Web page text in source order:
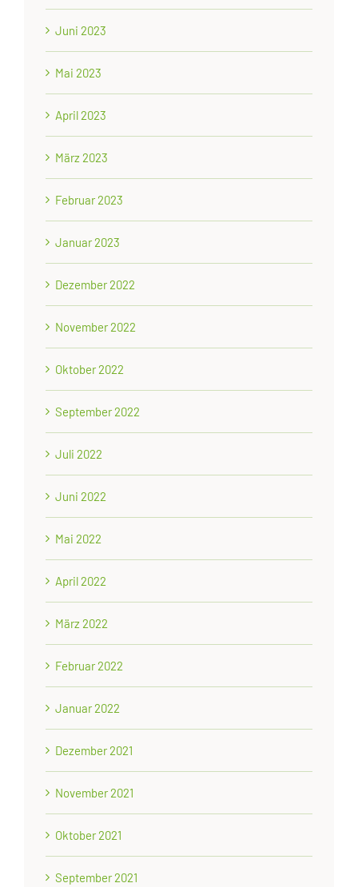
Juni 2023
Mai 2023
April 2023
März 2023
Februar 2023
Januar 2023
Dezember 2022
November 2022
Oktober 2022
September 2022
Juli 2022
Juni 2022
Mai 2022
April 2022
März 2022
Februar 2022
Januar 2022
Dezember 2021
November 2021
Oktober 2021
September 2021